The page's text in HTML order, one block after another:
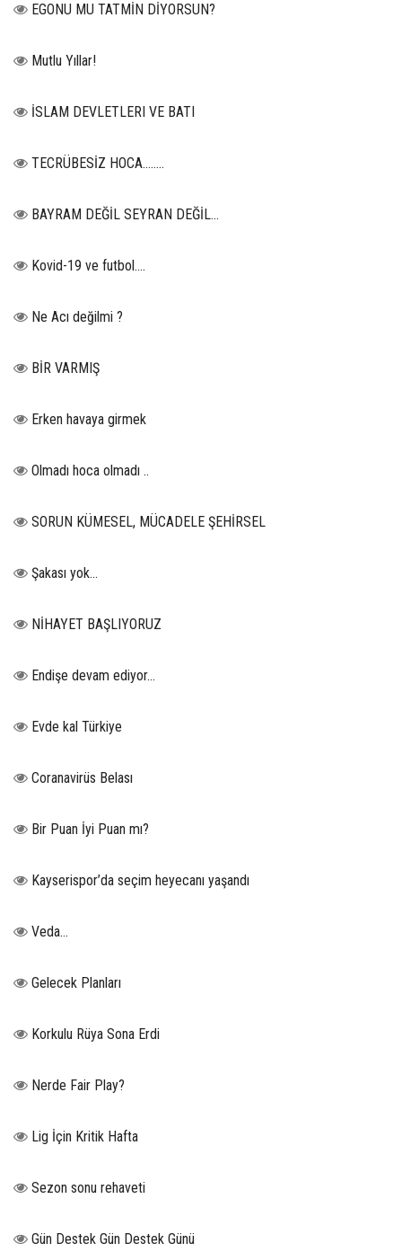
EGONU MU TATMİN DİYORSUN?
Mutlu Yıllar!
İSLAM DEVLETLERI VE BATI
TECRÜBESİZ HOCA……..
BAYRAM DEĞİL SEYRAN DEĞİL...
Kovid-19 ve futbol….
Ne Acı değilmi ?
BİR VARMIŞ
Erken havaya girmek
Olmadı hoca olmadı ..
SORUN KÜMESEL, MÜCADELE ŞEHİRSEL
Şakası yok…
NİHAYET BAŞLIYORUZ
Endişe devam ediyor…
Evde kal Türkiye
Coranavirüs Belası
Bir Puan İyi Puan mı?
Kayserispor’da seçim heyecanı yaşandı
Veda…
Gelecek Planları
Korkulu Rüya Sona Erdi
Nerde Fair Play?
Lig İçin Kritik Hafta
Sezon sonu rehaveti
Gün Destek Gün Destek Günü